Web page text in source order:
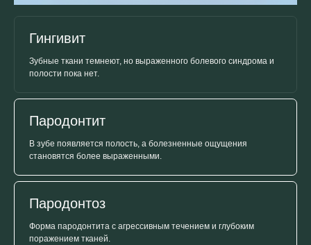
Гингивит
Зубные ткани темнеют, но выраженного болевого синдрома и
полости пока нет.
Пародонтит
В зубе появляется полость, а болезненные ощущения
становятся более выраженными.
Пародонтоз
Форма пародонтита с агрессивным течением и глубоким
поражением тканей.
Стоматологический
*Более подробную информацию о составе и
сроках действия акции уточняйте в клинике.